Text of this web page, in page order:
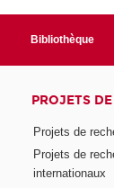
Bibliothèque
PROJETS
Projets de
Projets de
internationaux